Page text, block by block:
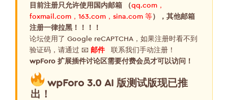
目前注册只允许使用国内邮箱 （qq.com，
foxmail.com，163.com，sina.com 等），其他邮箱
注册一律拉黑！！！！
论坛使用了 Google reCAPTCHA，如果注册时看不到
验证码，请通过 📧 邮件联系我们手动注册！
wpForo 扩展插件讨论区需要付费会员才可以访问！
wpForo 3.0 AI 版测试版现已推
出！